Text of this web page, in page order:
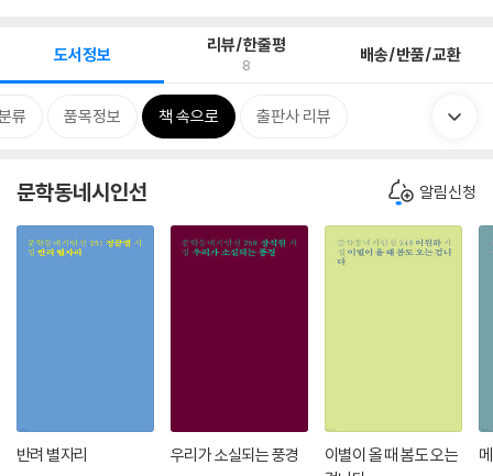
도서정보 리뷰/한줄평
8 배송/반품/교환
류 품목정보 책 속으로 출판사 리뷰
문학동네시인선 알림신청
반려 별자리 우리가 소실되는 풍경
이별이 올 때 봄도 오는